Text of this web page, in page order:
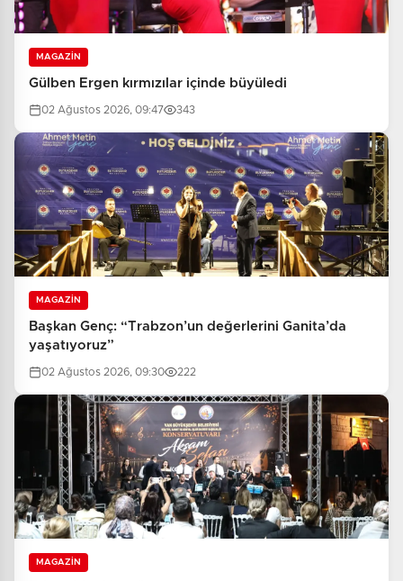
MAGAZİN
Gülben Ergen kırmızılar içinde büyüledi
02 Ağustos 2026, 09:47 343
MAGAZİN
Başkan Genç: “Trabzon’un değerlerini Ganita’da
yaşatıyoruz”
02 Ağustos 2026, 09:30 222
MAGAZİN